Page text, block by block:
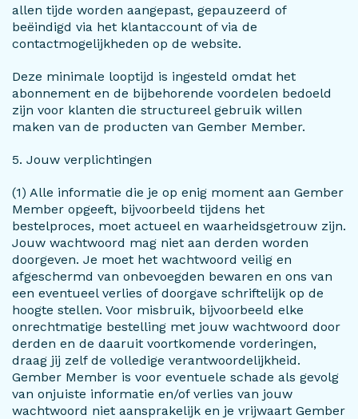
allen tijde worden aangepast, gepauzeerd of
beëindigd via het klantaccount of via de
contactmogelijkheden op de website.
Deze minimale looptijd is ingesteld omdat het
abonnement en de bijbehorende voordelen bedoeld
zijn voor klanten die structureel gebruik willen
maken van de producten van Gember Member.
5. Jouw verplichtingen
(1) Alle informatie die je op enig moment aan Gember
Member opgeeft, bijvoorbeeld tijdens het
bestelproces, moet actueel en waarheidsgetrouw zijn.
Jouw wachtwoord mag niet aan derden worden
doorgeven. Je moet het wachtwoord veilig en
afgeschermd van onbevoegden bewaren en ons van
een eventueel verlies of doorgave schriftelijk op de
hoogte stellen. Voor misbruik, bijvoorbeeld elke
onrechtmatige bestelling met jouw wachtwoord door
derden en de daaruit voortkomende vorderingen,
draag jij zelf de volledige verantwoordelijkheid.
Gember Member is voor eventuele schade als gevolg
van onjuiste informatie en/of verlies van jouw
wachtwoord niet aansprakelijk en je vrijwaart Gember